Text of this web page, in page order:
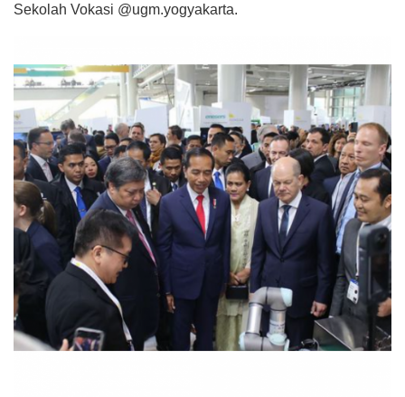
Sekolah Vokasi @ugm.yogyakarta.